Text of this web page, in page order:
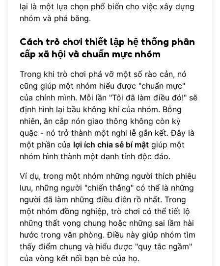
lại là một lựa chọn phổ biến cho việc xây dựng
nhóm và phá băng.
Cách trò chơi thiết lập hệ thống phân
cấp xã hội và chuẩn mực nhóm
Trong khi trò chơi phá vỡ một số rào cản, nó
cũng giúp một nhóm hiểu được "chuẩn mực"
của chính mình. Mỗi lần "Tôi đã làm điều đó!" sẽ
định hình lại bầu không khí của nhóm. Bỗng
nhiên, ăn cắp nón giao thông không còn kỳ
quặc - nó trở thành một nghi lễ gắn kết. Đây là
một phần của lợi ích chia sẻ bí mật giúp một
nhóm hình thành một danh tính độc đáo.
Ví dụ, trong một nhóm những người thích phiêu
lưu, những người "chiến thắng" có thể là những
người đã làm những điều điên rồ nhất. Trong
một nhóm đồng nghiệp, trò chơi có thể tiết lộ
những thất vọng chung hoặc những sai lầm hài
hước trong văn phòng. Điều này giúp nhóm tìm
thấy điểm chung và hiểu được "quy tắc ngầm"
của vòng kết nối bạn bè của họ.